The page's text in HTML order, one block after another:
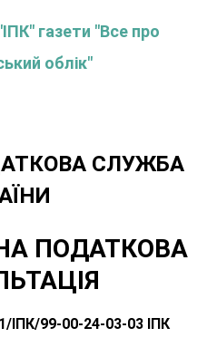
газети "Все про
облік"
СЛУЖБА
ПОДАТКОВА
ІПК/99-00-24-03-03 ІПК